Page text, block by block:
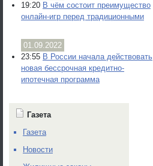
19:20 В чём состоит преимущество
онлайн-игр перед традиционными
01.09.2022
23:55 В России начала действовать
новая бессрочная кредитно-
ипотечная программа
Газета
Газета
Новости